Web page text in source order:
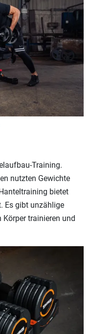
Training.
nutzten Gewichte
bietet
Es gibt unzählige
Körper trainieren und